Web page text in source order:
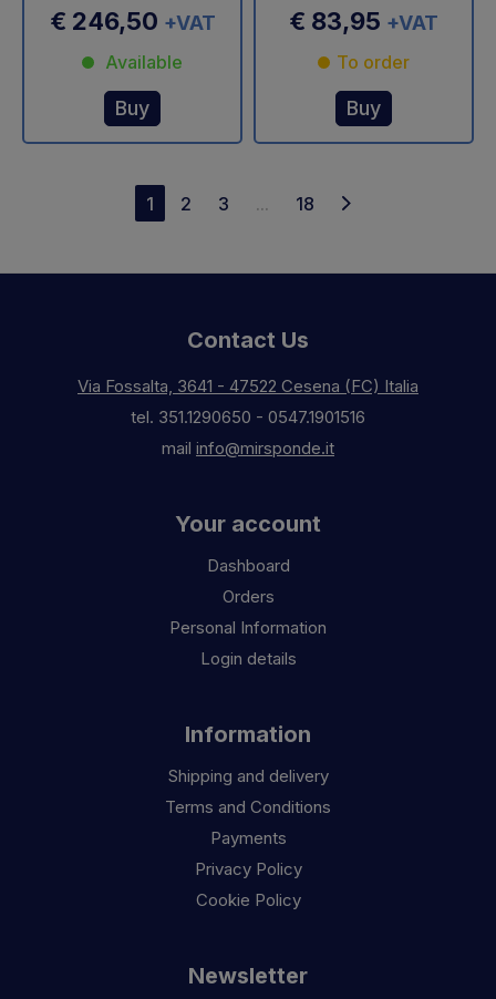
€ 246,50 +VAT
Available
Buy
€ 83,95 +VAT
To order
Buy
1 2 3 ... 18
Contact Us
Via Fossalta, 3641 - 47522 Cesena (FC) Italia
tel. 351.1290650 - 0547.1901516
mail info@mirsponde.it
Your account
Dashboard
Orders
Personal Information
Login details
Information
Shipping and delivery
Terms and Conditions
Payments
Privacy Policy
Cookie Policy
Newsletter